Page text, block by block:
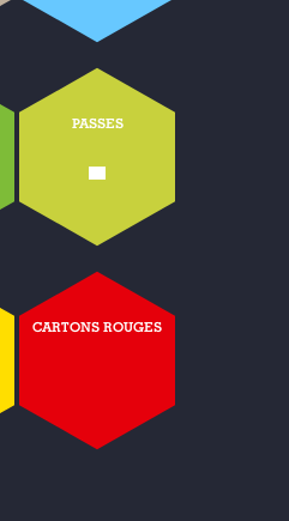
PASSES
-
CARTONS ROUGES